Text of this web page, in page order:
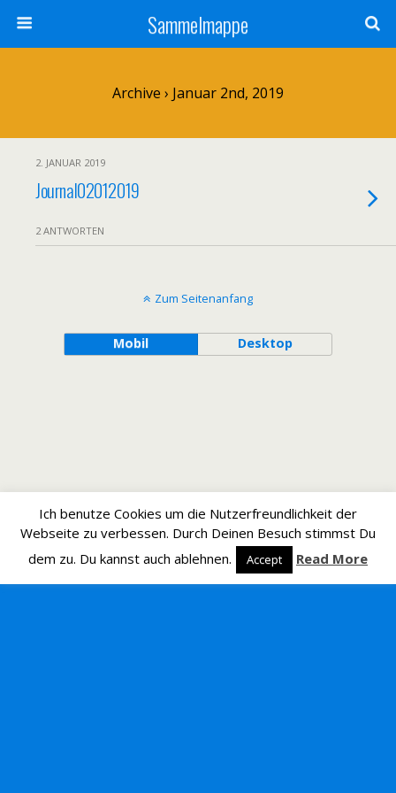
Sammelmappe
Archive › Januar 2nd, 2019
2. JANUAR 2019
Journal02012019
2 ANTWORTEN
Zum Seitenanfang
Mobil Desktop
Ich benutze Cookies um die Nutzerfreundlichkeit der
Webseite zu verbessen. Durch Deinen Besuch stimmst Du
dem zu. Du kannst auch ablehnen.
Accept Read More